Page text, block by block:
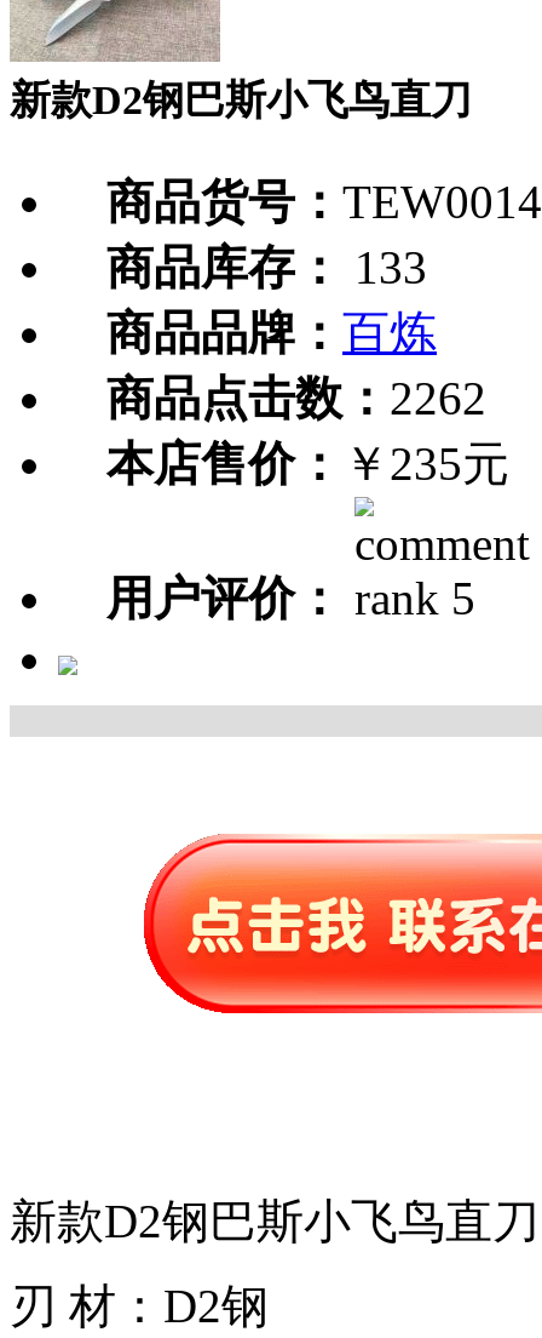
新款D2钢巴斯小飞鸟直刀
商品货号：
商品库存：
133
商品品牌： 百炼
商品点击数： 2262
本店售价： ￥235元
用户评价：
新款D2钢巴斯小飞鸟直刀
刃 材：D2钢